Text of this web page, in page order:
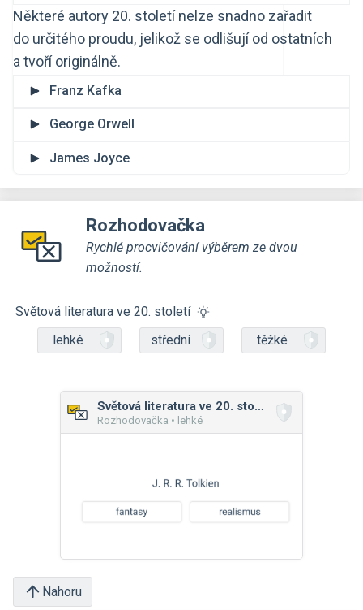
Některé autory 20. století nelze snadno zařadit
do určitého proudu, jelikož se odlišují od ostatních
a tvoří originálně.
Franz Kafka
George Orwell
James Joyce
Rozhodovačka
Rychlé procvičování výběrem ze dvou
možností.
Světová literatura ve 20. století
lehké
střední těžké
Světová literatura ve 20. století
Rozhodovačka • lehké
Nahoru